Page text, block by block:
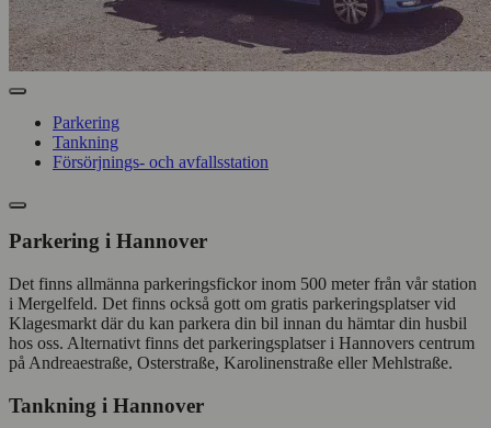
Parkering
Tankning
Försörjnings- och avfallsstation
Parkering i Hannover
Det finns allmänna parkeringsfickor inom 500 meter från vår station
i Mergelfeld. Det finns också gott om gratis parkeringsplatser vid
Klagesmarkt där du kan parkera din bil innan du hämtar din husbil
hos oss. Alternativt finns det parkeringsplatser i Hannovers centrum
på Andreaestraße, Osterstraße, Karolinenstraße eller Mehlstraße.
Tankning i Hannover